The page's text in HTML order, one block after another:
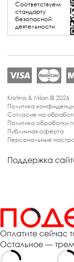
Соответствуем
стандарту
безопасной
деятельности
Kristina & Milan © 2026
Политика
Согласие на
Политика обработки
Публичная оферта
Персональные
Поддержка
Оплатите сейчас
Остальное —